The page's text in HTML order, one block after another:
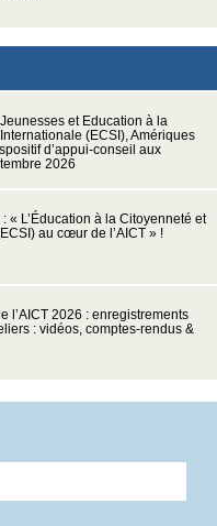
et Education à la
(ECSI), Amériques
d’appui-conseil aux
2026
« L’Éducation à la Citoyenneté et
au cœur de l’AICT » !
l’AICT 2026 : enregistrements
: vidéos, comptes-rendus &